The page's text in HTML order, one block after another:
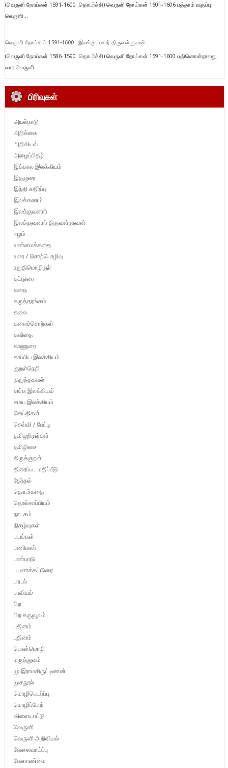
(வெருளி நோய்கள் 1591-1600 :தொடர்ச்சி) வெருளி நோய்கள் 1601-1606 பத்தாம் வகுப்பு
வெருளி...
வெருளி நோய்கள் 1591-1600 : இலக்குவனார் திருவள்ளுவன்
(வெருளி நோய்கள் 1586-1590 :தொடர்ச்சி) வெருளி நோய்கள் 1591-1600 பதினொன்றாவது
வார வெருளி...
பிரிவுகள்
அயல்நாடு
அறிக்கை
அறிவியல்
அழைப்பிதழ்
இக்கால இலக்கியம்
இதழுரை
இந்தி எதிர்ப்பு
இலக்கணம்
இலக்குவனார்
இலக்குவனார் திருவள்ளுவன்
ஈழம்
உண்மைக்கதை
உரை / சொற்பொழிவு
உறுதிமொழிஞர்
கட்டுரை
கதை
கருத்தரங்கம்
கலை
கலைச்சொற்கள்
கவிதை
காணுரை
காப்பிய இலக்கியம்
குறள்நெறி
குறுந்தகவல்
சங்க இலக்கியம்
சமய இலக்கியம்
செய்திகள்
செவ்வி / பேட்டி
தமிழறிஞர்கள்
தமிழிசை
திருக்குறள்
திரைப்பட மதிப்பீடு
தேர்தல்
தொடர்கதை
தொல்காப்பியம்
நாடகம்
நிகழ்வுகள்
படங்கள்
பணிமலர்
பண்பாடு
பயணக்கட்டுரை
பாடல்
பாவியம்
பிற
பிற கருவூலம்
புதினம்
புதினம்
பொன்மொழி
மருத்துவம்
மு.இராமகிருட்டிணன்
முகநூல்
மொழிபெயர்ப்பு
மொழிப்போர்
விளையாட்டு
வெருளி
வெருளி அறிவியல்
வேலைவாய்ப்பு
வேளாண்மை